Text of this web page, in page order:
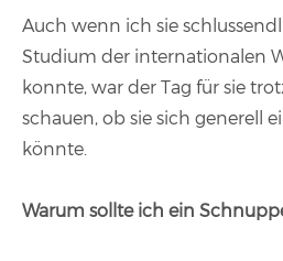
Auch wenn ich sie
Studium der internationalen
konnte, war der Tag für sie
schauen, ob sie sich generell
könnte.
Warum sollte ich ein